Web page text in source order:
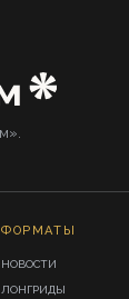
ФОРМАТЫ
НОВОСТИ
ЛОНГРИДЫ